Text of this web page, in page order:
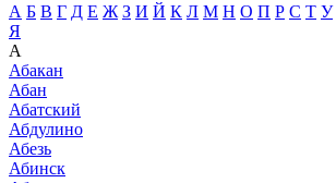
А Б В Г Д Е Ж З И Й К Л М Н О П Р С Т У
Я
А
Абакан
Абан
Абатский
Абдулино
Абезь
Абинск